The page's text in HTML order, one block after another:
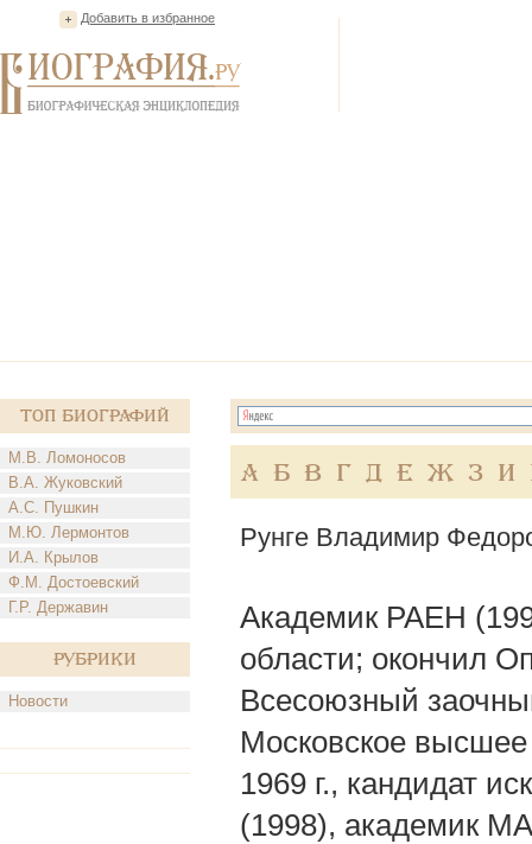
Добавить в избранное
Топ Биографий
М.В. Ломоносов
В.А. Жуковский
А.С. Пушкин
М.Ю. Лермонтов
И.А. Крылов
Ф.М. Достоевский
Г.Р. Державин
Рубрики
Новости
А Б В Г Д Е Ж З И
Рунге Владимир
Академик РАЕН
области; окончил
Всесоюзный
Московское
1969 г., кандидат
(1998), академик